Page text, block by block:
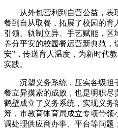
从外包营利到自营公益，表
餐到自从取餐，拓展了校园的育
引领、轨制立异、手艺赋能，区
养分平安的校园餐运营新典范，
安”，传送育人温度，为新时代
实践。
沉塑义务系统，压实各级担
餐立异摸索的成败，也是明职尽
鹤壁成立了义务系统，实现义务
筹，市教育体育局成立专项带领
调处理供应商办事、平台等问题